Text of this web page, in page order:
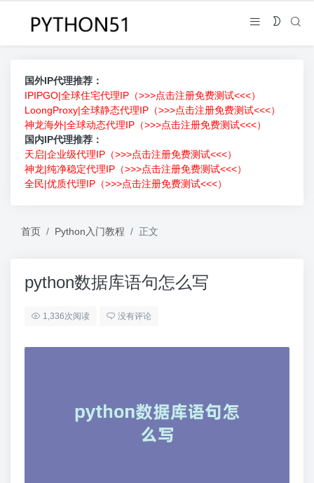
国外IP代理推荐：
IPIPGO|全球住宅代理IP（>>>点击注册免费测试<<<）
LoongProxy|全球静态代理IP（>>>点击注册免费测试<<<）
神龙海外|全球动态代理IP（>>>点击注册免费测试<<<）
国内IP代理推荐：
天启|企业级代理IP（>>>点击注册免费测试<<<）
神龙|纯净稳定代理IP（>>>点击注册免费测试<<<）
全民|优质代理IP（>>>点击注册免费测试<<<）
首页 Python入门教程 正文
python数据库语句怎么写
1,336次阅读 没有评论